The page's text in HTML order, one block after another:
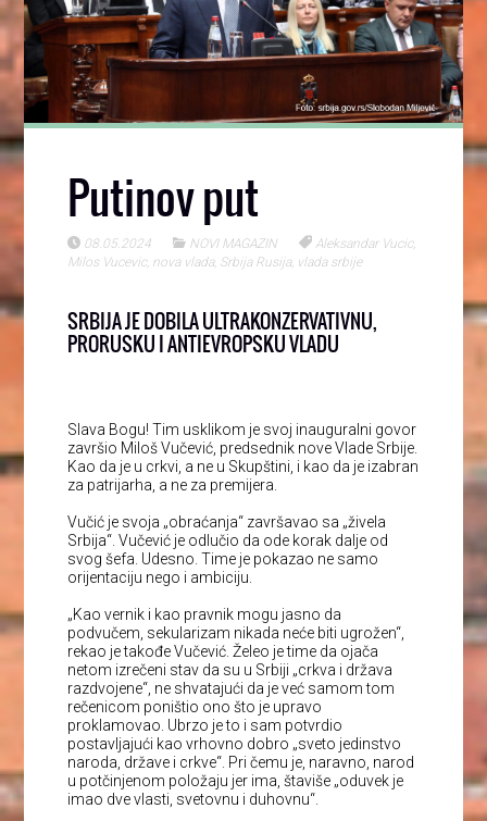
Putinov put
08.05.2024 NOVI MAGAZIN Aleksandar Vucic,
Milos Vucevic, nova vlada, Srbija Rusija, vlada srbije
SRBIJA JE DOBILA ULTRAKONZERVATIVNU,
PRORUSKU I ANTIEVROPSKU VLADU
Slava Bogu! Tim usklikom je svoj inauguralni govor
završio Miloš Vučević, predsednik nove Vlade Srbije.
Kao da je u crkvi, a ne u Skupštini, i kao da je izabran
za patrijarha, a ne za premijera.
Vučić je svoja „obraćanja“ završavao sa „živela
Srbija“. Vučević je odlučio da ode korak dalje od
svog šefa. Udesno. Time je pokazao ne samo
orijentaciju nego i ambiciju.
„Kao vernik i kao pravnik mogu jasno da
podvučem, sekularizam nikada neće biti ugrožen“,
rekao je takođe Vučević. Želeo je time da ojača
netom izrečeni stav da su u Srbiji „crkva i država
razdvojene“, ne shvatajući da je već samom tom
rečenicom poništio ono što je upravo
proklamovao. Ubrzo je to i sam potvrdio
postavljajući kao vrhovno dobro „sveto jedinstvo
naroda, države i crkve“. Pri čemu je, naravno, narod
u potčinjenom položaju jer ima, štaviše „oduvek je
imao dve vlasti, svetovnu i duhovnu“.